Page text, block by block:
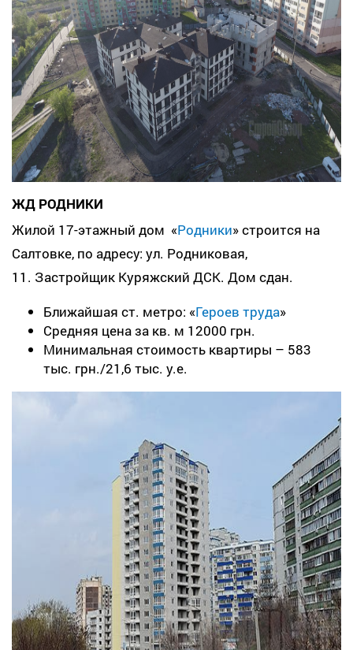
ЖД РОДНИКИ
Жилой 17-этажный дом «Родники» строится на
Салтовке, по адресу: ул. Родниковая,
11. Застройщик Куряжский ДСК. Дом сдан.
Ближайшая ст. метро: «Героев труда»
Средняя цена за кв. м 12000 грн.
Минимальная стоимость квартиры – 583
тыс. грн./21,6 тыс. у.е.